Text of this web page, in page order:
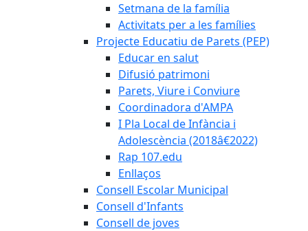
Setmana de la família
Activitats per a les famílies
Projecte Educatiu de Parets (PEP)
Educar en salut
Difusió patrimoni
Parets, Viure i Conviure
Coordinadora d'AMPA
I Pla Local de Infància i
Adolescència (2018â€2022)
Rap 107.edu
Enllaços
Consell Escolar Municipal
Consell d'Infants
Consell de joves